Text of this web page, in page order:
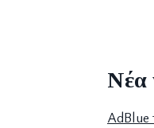
Νέα
AdBlue